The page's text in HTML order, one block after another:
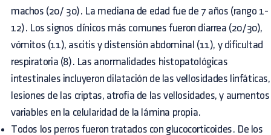
machos (20/ 30). La mediana de edad fue de 7 años (rango 1-
12). Los signos clínicos más comunes fueron diarrea (20/30),
vómitos (11), ascitis y distensión abdominal (11), y dificultad
respiratoria (8). Las anormalidades histopatológicas
intestinales incluyeron dilatación de las vellosidades linfáticas,
lesiones de las criptas, atrofia de las vellosidades, y aumentos
variables en la celularidad de la lámina propia.
Todos los perros fueron tratados con glucocorticoides. De los